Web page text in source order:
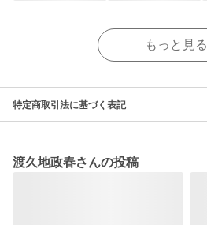
もっと見る
特定商取引法に基づく表記
渡久地政春さんの投稿